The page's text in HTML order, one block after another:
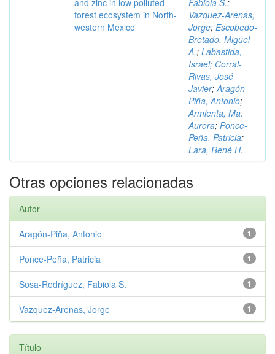
and zinc in low polluted
forest ecosystem in North-
western Mexico
Fabiola S.;
Vazquez-Arenas,
Jorge; Escobedo-
Bretado, Miguel
A.; Labastida,
Israel; Corral-
Rivas, José
Javier;Aragón-
Piña, Antonio;
Armienta, Ma.
Aurora; Ponce-
Peña, Patricia;
Lara, René H.
Otras opciones relacionadas
Autor
1
Aragón-Piña, Antonio
1
Ponce-Peña, Patricia
1
Sosa-Rodríguez, Fabiola S.
1
Vazquez-Arenas, Jorge
Título